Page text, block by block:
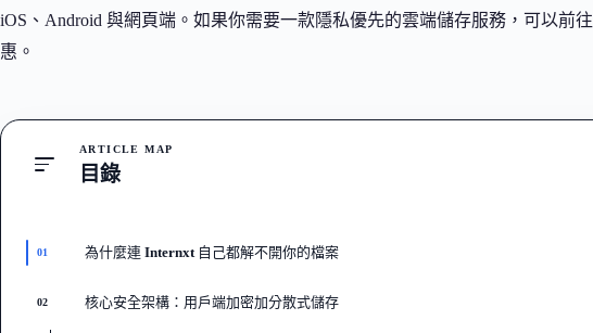
iOS、Android 與網頁端。如果你需要一款隱私優先的雲端儲存服務，可以前往
惠。
ARTICLE MAP
目錄
01 為什麼連 Internxt 自己都解不開你的檔案
02 核心安全架構：用戶端加密加分散式儲存